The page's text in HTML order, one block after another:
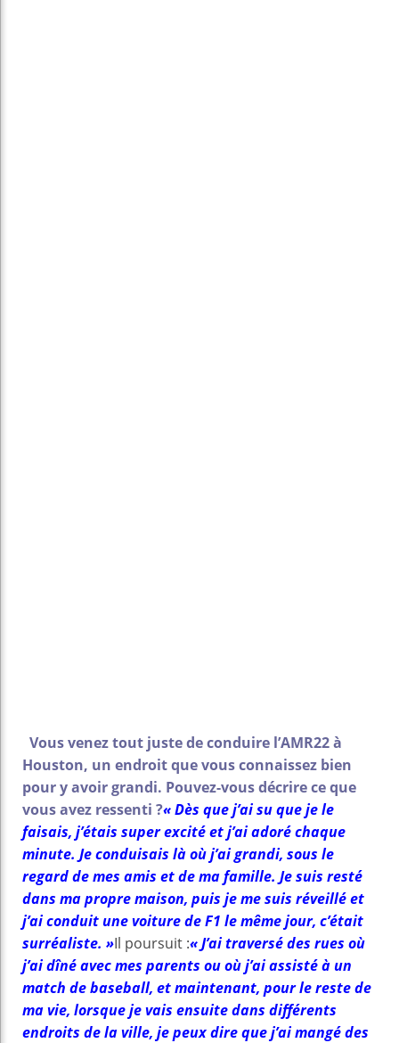
Vous venez tout juste de conduire l’AMR22 à
Houston, un endroit que vous connaissez bien
pour y avoir grandi. Pouvez-vous décrire ce que
vous avez ressenti ?« Dès que j’ai su que je le
faisais, j’étais super excité et j’ai adoré chaque
minute. Je conduisais là où j’ai grandi, sous le
regard de mes amis et de ma famille. Je suis resté
dans ma propre maison, puis je me suis réveillé et
j’ai conduit une voiture de F1 le même jour, c’était
surréaliste. »Il poursuit :« J’ai traversé des rues où
j’ai dîné avec mes parents ou où j’ai assisté à un
match de baseball, et maintenant, pour le reste de
ma vie, lorsque je vais ensuite dans différents
endroits de la ville, je peux dire que j’ai mangé des